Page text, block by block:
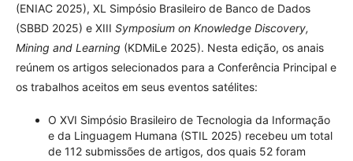
(ENIAC 2025), XL Simpósio Brasileiro de Banco de Dados
(SBBD 2025) e XIII Symposium on Knowledge Discovery,
Mining and Learning (KDMiLe 2025). Nesta edição, os anais
reúnem os artigos selecionados para a Conferência Principal e
os trabalhos aceitos em seus eventos satélites:
O XVI Simpósio Brasileiro de Tecnologia da Informação
e da Linguagem Humana (STIL 2025) recebeu um total
de 112 submissões de artigos, dos quais 52 foram